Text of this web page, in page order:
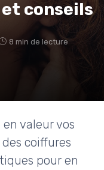
conseils
8 min de lecture
valeur vos
coiffures
pour en